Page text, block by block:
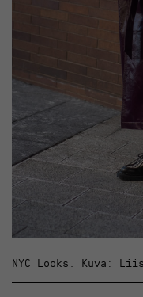
NYC Looks. Kuva: